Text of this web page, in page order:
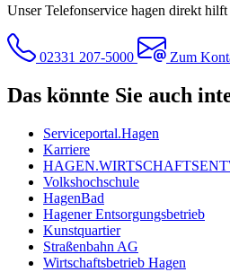
Unser Telefonservice hagen direkt
02331 207-5000 Zum
Das könnte Sie auch
Serviceportal.Hagen
Karriere
Volkshochschule
HagenBad
Hagener Entsorgungsbetrieb
Kunstquartier
Straßenbahn AG
Wirtschaftsbetrieb Hagen